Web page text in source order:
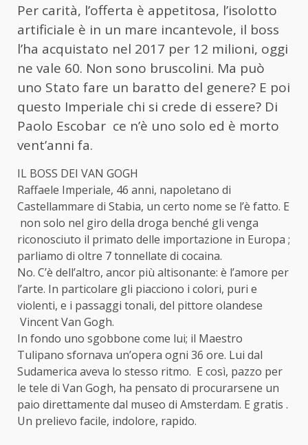
Per carità, l’offerta è appetitosa, l’isolotto
artificiale è in un mare incantevole, il boss
l’ha acquistato nel 2017 per 12 milioni, oggi
ne vale 60. Non sono bruscolini. Ma può
uno Stato fare un baratto del genere? E poi
questo Imperiale chi si crede di essere? Di
Paolo Escobar ce n’è uno solo ed è morto
vent’anni fa.
IL BOSS DEI VAN GOGH
Raffaele Imperiale, 46 anni, napoletano di
Castellammare di Stabia, un certo nome se l’è fatto. E
non solo nel giro della droga benché gli venga
riconosciuto il primato delle importazione in Europa ;
parliamo di oltre 7 tonnellate di cocaina.
No. C’è dell’altro, ancor più altisonante: è l’amore per
l’arte. In particolare gli piacciono i colori, puri e
violenti, e i passaggi tonali, del pittore olandese
Vincent Van Gogh.
In fondo uno sgobbone come lui; il Maestro
Tulipano sfornava un’opera ogni 36 ore. Lui dal
Sudamerica aveva lo stesso ritmo. E così, pazzo per
le tele di Van Gogh, ha pensato di procurarsene un
paio direttamente dal museo di Amsterdam. E gratis .
Un prelievo facile, indolore, rapido.